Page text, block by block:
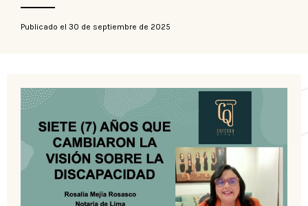
Publicado el 30 de septiembre de 2025